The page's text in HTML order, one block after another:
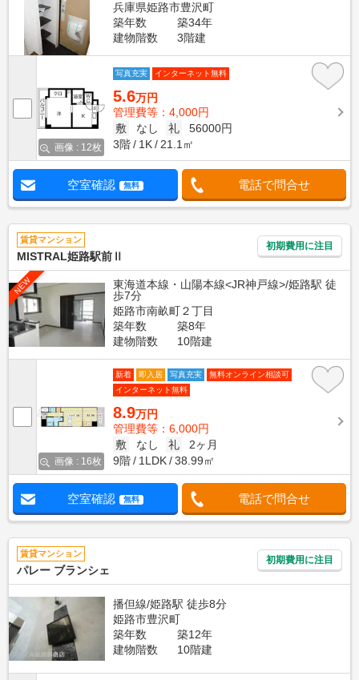
兵庫県姫路市豊沢町
築年数
築34年
建物階数
3階建
画像 : 12枚
写真充実 インターネット無料
5.6万円
管理費等：4,000円
敷
なし 礼
56000円
3階
1K 21.1㎡
空室確認 無料 電話で問合せ
賃貸マンション
MISTRAL姫路駅前Ⅱ
初期費用に注目
NEW
東海道本線・山陽本線<JR神戸線>/姫路駅 徒
歩7分
姫路市南畝町２丁目
築年数
築8年
建物階数
10階建
画像 : 16枚
新着 即入居 写真充実
無料オンライン相談可
インターネット無料
8.9万円
管理費等：6,000円
敷
なし 礼
2ヶ月
9階
1LDK 38.99㎡
空室確認 無料 電話で問合せ
賃貸マンション
パレー ブランシェ
初期費用に注目
播但線/姫路駅 徒歩8分
姫路市豊沢町
築年数
築12年
建物階数
10階建